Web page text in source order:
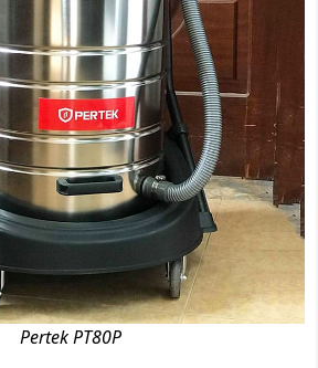
Pertek PT80P